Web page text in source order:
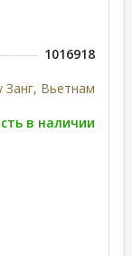
1016918
Занг, Вьетнам
в наличии